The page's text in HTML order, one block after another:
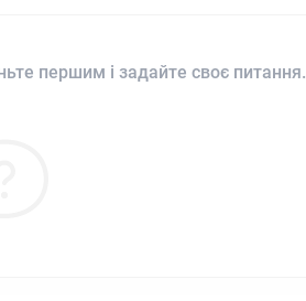
першим і задайте своє питання.